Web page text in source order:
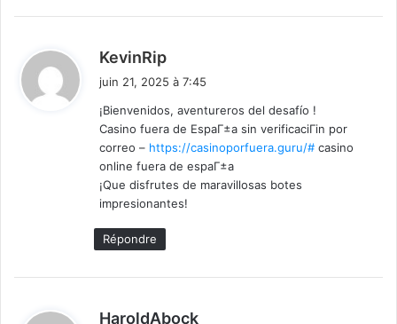
KevinRip
i
:
juin 21, 2025 à 7:45
¡Bienvenidos, aventureros del desafío !
Casino fuera de EspaГ±a sin verificaciГіn por
correo – https://casinoporfuera.guru/# casino
online fuera de espaГ±a
¡Que disfrutes de maravillosas botes
impresionantes!
Répondre
HaroldAbock